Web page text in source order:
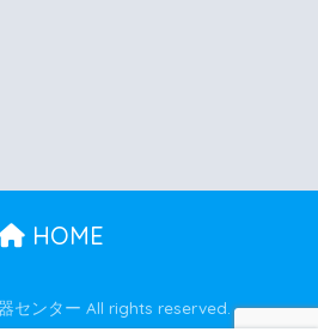
HOME
センター All rights reserved.